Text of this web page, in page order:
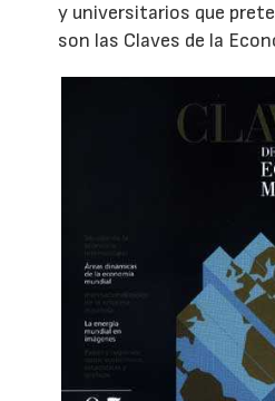
y universitarios que
son las Claves de la